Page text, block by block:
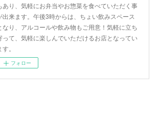
あり、気軽にお弁当やお惣菜を食べていただく事
出来ます。午後3時からは、ちょい飲みスペース
なり、アルコールや飲み物もご用意！気軽に立ち
って、気軽に楽しんでいただけるお店となってい
す。
フォロー